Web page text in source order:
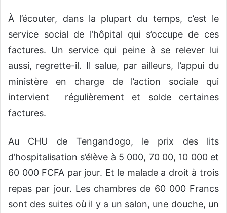
À l’écouter, dans la plupart du temps, c’est le
service social de l’hôpital qui s’occupe de ces
factures. Un service qui peine à se relever lui
aussi, regrette-il. Il salue, par ailleurs, l’appui du
ministère en charge de l’action sociale qui
intervient régulièrement et solde certaines
factures.
Au CHU de Tengandogo, le prix des lits
d’hospitalisation s’élève à 5 000, 70 00, 10 000 et
60 000 FCFA par jour. Et le malade a droit à trois
repas par jour. Les chambres de 60 000 Francs
sont des suites où il y a un salon, une douche, un